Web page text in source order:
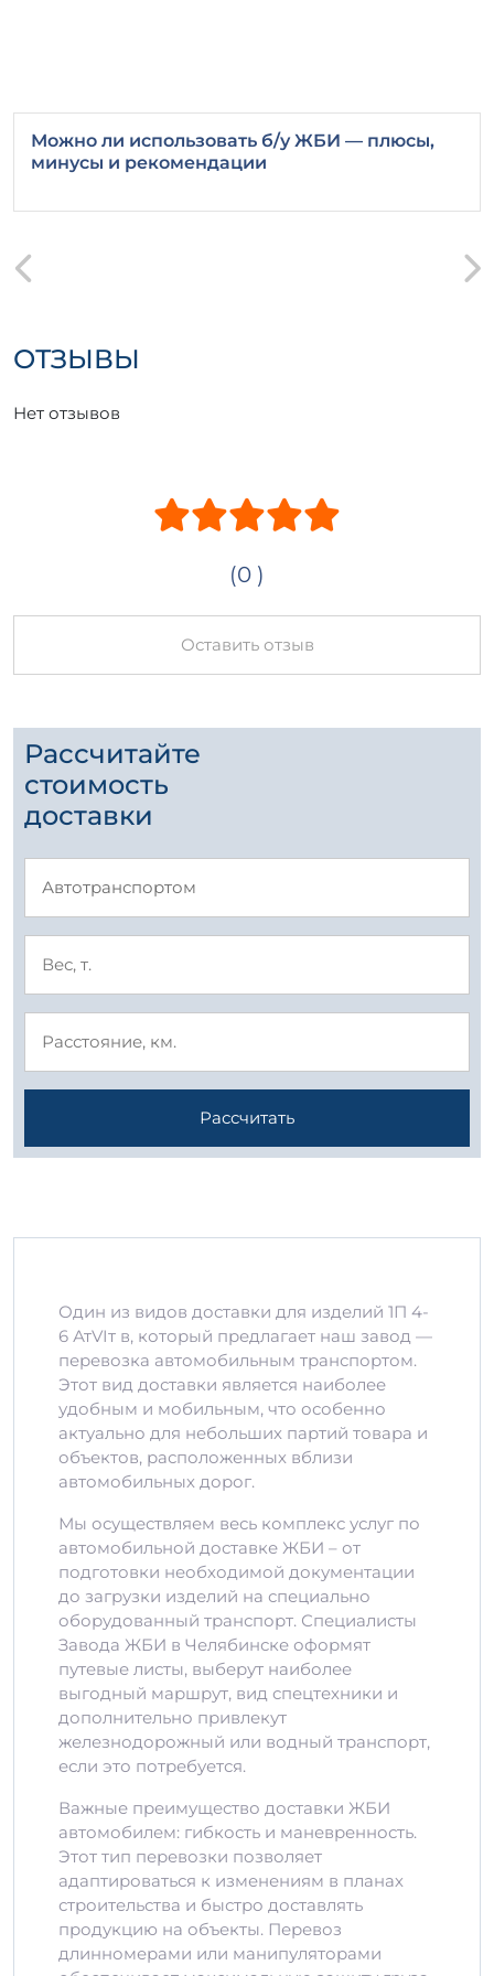
Можно ли использовать б/у ЖБИ — плюсы,
минусы и рекомендации
ОТЗЫВЫ
Нет отзывов
(0 )
Оставить отзыв
Рассчитайте
стоимость
доставки
Рассчитать
Один из видов доставки для изделий 1П 4-
6 АтVIт в, который предлагает наш завод —
перевозка автомобильным транспортом.
Этот вид доставки является наиболее
удобным и мобильным, что особенно
актуально для небольших партий товара и
объектов, расположенных вблизи
автомобильных дорог.
Мы осуществляем весь комплекс услуг по
автомобильной доставке ЖБИ – от
подготовки необходимой документации
до загрузки изделий на специально
оборудованный транспорт. Специалисты
Завода ЖБИ в Челябинске оформят
путевые листы, выберут наиболее
выгодный маршрут, вид спецтехники и
дополнительно привлекут
железнодорожный или водный транспорт,
если это потребуется.
Важные преимущество доставки ЖБИ
автомобилем: гибкость и маневренность.
Этот тип перевозки позволяет
адаптироваться к изменениям в планах
строительства и быстро доставлять
продукцию на объекты. Перевоз
длинномерами или манипуляторами